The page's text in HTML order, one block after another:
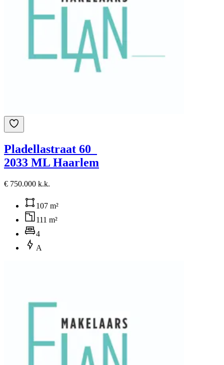
Pladellastraat 60
2033 ML Haarlem
€ 750.000 k.k.
107 m²
111 m²
4
A